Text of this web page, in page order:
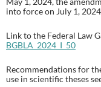
into force on July 1,
Link to the Federal Law
BGBLA_2024_I_50
Recommendations for
use in scientific theses